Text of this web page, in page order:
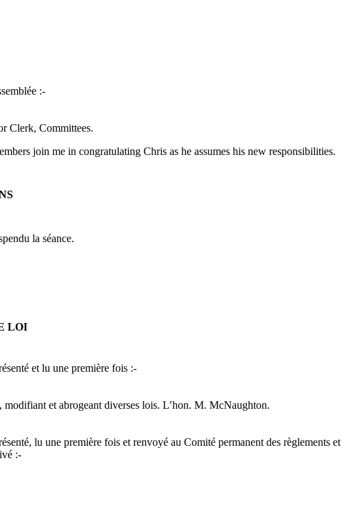
:-
Clerk, Committees.
join me in congratulating Chris as he assumes his new responsibilities.
la séance.
LOI
et lu une première fois :-
et abrogeant diverses lois. L’hon. M. McNaughton.
lu une première fois et renvoyé au Comité permanent des règlements et
:-